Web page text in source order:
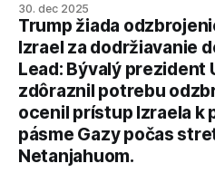
30. dec 2025
Trump žiada
Izrael za dodržiavanie
Lead: Bývalý prezident
zdôraznil potrebu
ocenil prístup Izraela k
pásme Gazy počas
Netanjahuom.